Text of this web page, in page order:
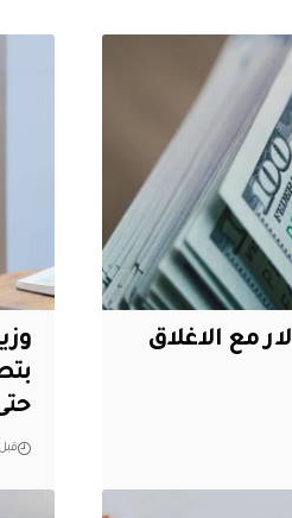
مع الاغلاق